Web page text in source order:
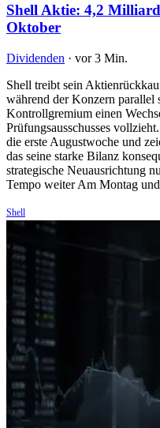
Shell Aktie: 4,2
Oktober
Dividenden · vor 3 Min.
Shell treibt sein
während der Konzern
Kontrollgremium einen
Prüfungsausschusses
die erste Augustwoche und
das seine starke Bilanz
strategische Neuausrichtung
Tempo weiter Am Montag
Shell